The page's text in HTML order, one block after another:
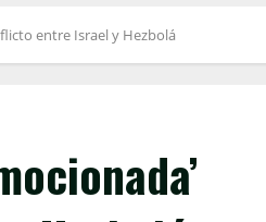
entre Israel y Hezbolá